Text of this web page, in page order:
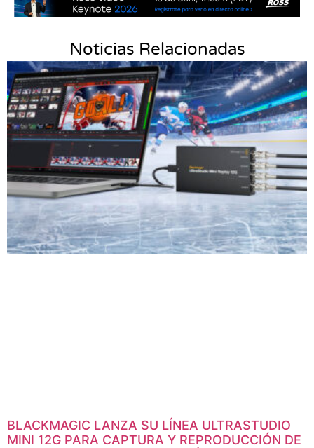
Noticias Relacionadas
BLACKMAGIC LANZA SU LÍNEA ULTRASTUDIO
MINI 12G PARA CAPTURA Y REPRODUCCIÓN DE